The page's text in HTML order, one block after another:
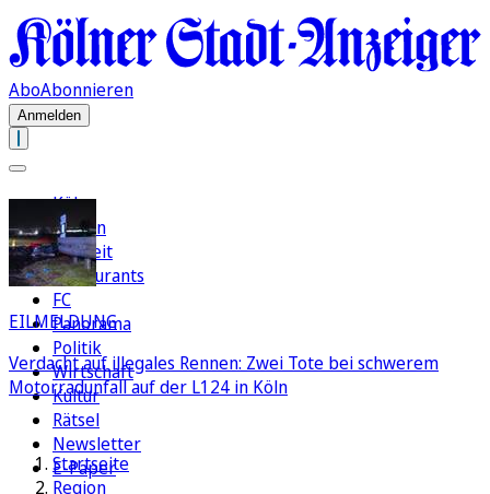
AboAbonnieren
Anmelden
Köln
Region
Freizeit
Restaurants
FC
Panorama
Politik
Wirtschaft
Kultur
Rätsel
Newsletter
E-Paper
EILMELDUNG
Verdacht auf illegales Rennen: Zwei Tote bei schwerem
Motorradunfall auf der L124 in Köln
Startseite
Region